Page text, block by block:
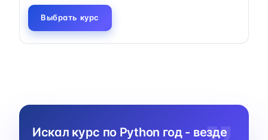
Выбрать курс
Искал курс по Python год - везде